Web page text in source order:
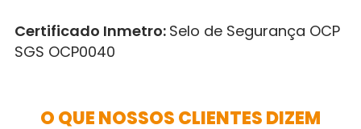
Certificado Inmetro: Selo de Segurança OCP
SGS OCP0040
O QUE NOSSOS CLIENTES DIZEM